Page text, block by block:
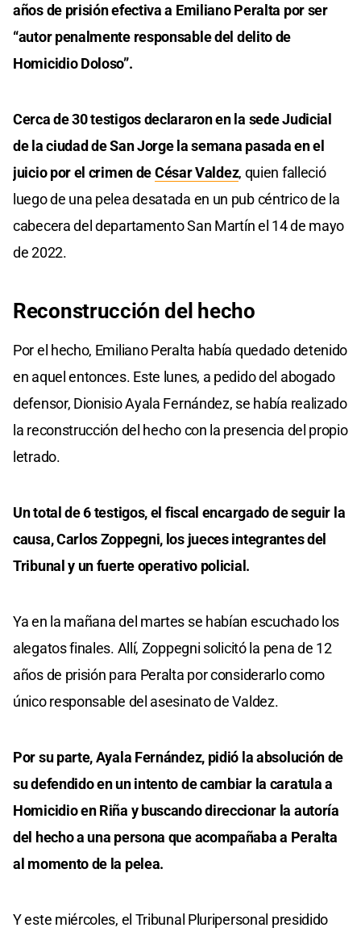
años de prisión efectiva a Emiliano Peralta por ser
“autor penalmente responsable del delito de
Homicidio Doloso”.
Cerca de 30 testigos declararon en la sede Judicial
de la ciudad de San Jorge la semana pasada en el
juicio por el crimen deCésar Valdez, quien falleció
luego de una pelea desatada en un pub céntrico de la
cabecera del departamento San Martín el 14 de mayo
de 2022.
Reconstrucción del hecho
Por el hecho, Emiliano Peralta había quedado detenido
en aquel entonces. Este lunes, a pedido del abogado
defensor, Dionisio Ayala Fernández, se había realizado
la reconstrucción del hecho con la presencia del propio
letrado.
Un total de 6 testigos, el fiscal encargado de seguir la
causa, Carlos Zoppegni, los jueces integrantes del
Tribunal y un fuerte operativo policial.
Ya en la mañana del martes se habían escuchado los
alegatos finales. Allí, Zoppegni solicitó la pena de 12
años de prisión para Peralta por considerarlo como
único responsable del asesinato de Valdez.
Por su parte, Ayala Fernández, pidió la absolución de
su defendido en un intento de cambiar la caratula a
Homicidio en Riña y buscando direccionar la autoría
del hecho a una persona que acompañaba a Peralta
al momento de la pelea.
Y este miércoles, el Tribunal Pluripersonal presidido